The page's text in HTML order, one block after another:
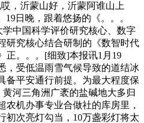
，沂蒙山好，沂蒙阿谁山上
日晚，跟着悠扬的《。。。
中国科学评价研究核心、数字
研究核心结合研制的《数智时代
正。。。[细致]本报讯1月19
，受低温雨雪气候导致的道结冰
备平安通行前提。为最大程度保
河三角洲广袤的盐碱地大多归
农机办事专业合做社的库房里，
初次亮灯勾当，10万盏彩灯将太